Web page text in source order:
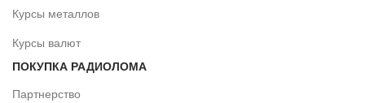
Курсы металлов
Курсы валют
ПОКУПКА РАДИОЛОМА
Партнерство